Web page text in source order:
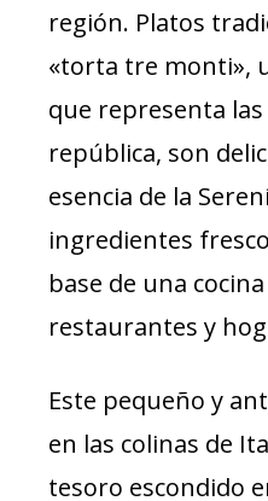
región. Platos
«torta tre monti»,
que representa
república, son
esencia de la
ingredientes
base de una
restaurantes y
Este pequeño y
en las colinas de
tesoro escondido